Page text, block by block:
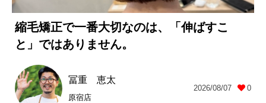
縮毛矯正で一番大切なのは、「伸ばすこ
と」ではありません。
冨重 恵太
原宿店
2026/08/07 0